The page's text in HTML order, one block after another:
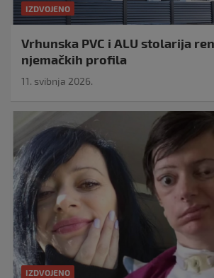
IZDVOJENO
Vrhunska PVC i ALU stolarija
njemačkih profila
11. svibnja 2026.
IZDVOJENO